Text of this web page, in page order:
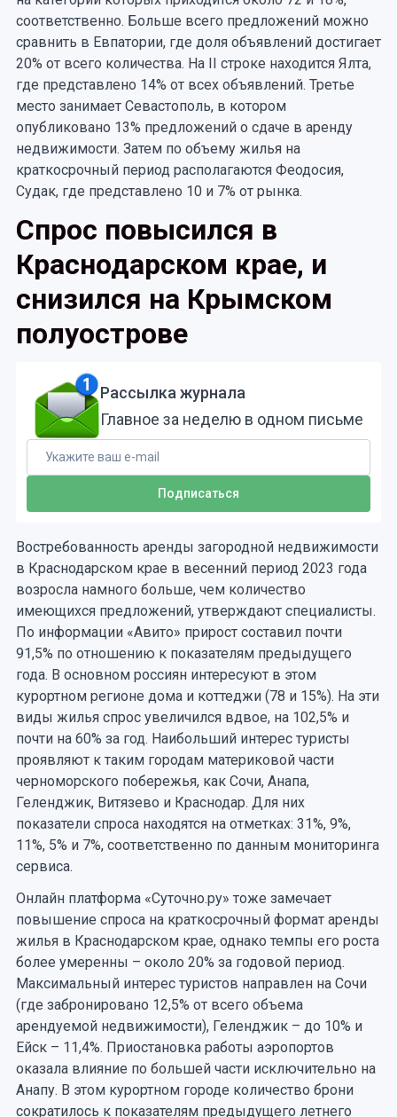
соответственно. Больше всего предложений можно
сравнить в Евпатории, где доля объявлений достигает
20% от всего количества. На II строке находится Ялта,
где представлено 14% от всех объявлений. Третье
место занимает Севастополь, в котором
опубликовано 13% предложений о сдаче в аренду
недвижимости. Затем по объему жилья на
краткосрочный период располагаются Феодосия,
Судак, где представлено 10 и 7% от рынка.
Спрос повысился в
Краснодарском крае, и
снизился на Крымском
полуострове
Рассылка журнала
Главное за неделю в одном письме
Востребованность аренды загородной недвижимости
в Краснодарском крае в весенний период 2023 года
возросла намного больше, чем количество
имеющихся предложений, утверждают специалисты.
По информации «Авито» прирост составил почти
91,5% по отношению к показателям предыдущего
года. В основном россиян интересуют в этом
курортном регионе дома и коттеджи (78 и 15%). На эти
виды жилья спрос увеличился вдвое, на 102,5% и
почти на 60% за год. Наибольший интерес туристы
проявляют к таким городам материковой части
черноморского побережья, как Сочи, Анапа,
Геленджик, Витязево и Краснодар. Для них
показатели спроса находятся на отметках: 31%, 9%,
11%, 5% и 7%, соответственно по данным мониторинга
сервиса.
Онлайн платформа «Суточно.ру» тоже замечает
повышение спроса на краткосрочный формат аренды
жилья в Краснодарском крае, однако темпы его роста
более умеренны – около 20% за годовой период.
Максимальный интерес туристов направлен на Сочи
(где забронировано 12,5% от всего объема
арендуемой недвижимости), Геленджик – до 10% и
Ейск – 11,4%. Приостановка работы аэропортов
оказала влияние по большей части исключительно на
Анапу. В этом курортном городе количество брони
сократилось к показателям предыдущего летнего